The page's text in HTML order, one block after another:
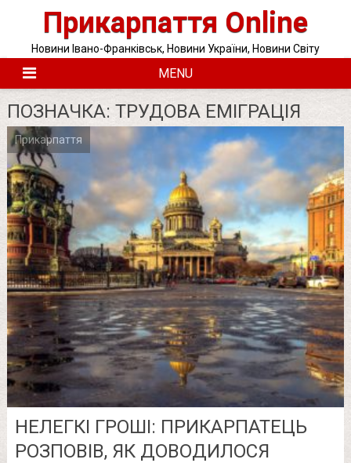
Прикарпаття Online
Новини Івано-Франківськ, Новини України, Новини Світу
MENU
ПОЗНАЧКА: ТРУДОВА ЕМІГРАЦІЯ
Прикарпаття
НЕЛЕГКІ ГРОШІ: ПРИКАРПАТЕЦЬ
РОЗПОВІВ, ЯК ДОВОДИЛОСЯ